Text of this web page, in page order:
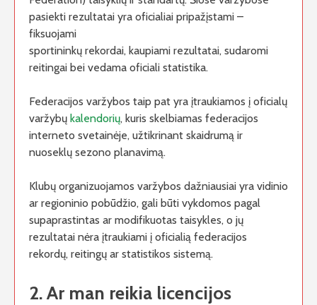
pasiekti rezultatai yra oficialiai pripažįstami –
fiksuojami
sportininkų rekordai, kaupiami rezultatai, sudaromi
reitingai bei vedama oficiali statistika.
Federacijos varžybos taip pat yra įtraukiamos į oficialų
varžybų kalendorių, kuris skelbiamas federacijos
interneto svetainėje, užtikrinant skaidrumą ir
nuoseklų sezono planavimą.
Klubų organizuojamos varžybos dažniausiai yra vidinio
ar regioninio pobūdžio, gali būti vykdomos pagal
supaprastintas ar modifikuotas taisykles, o jų
rezultatai nėra įtraukiami į oficialią federacijos
rekordų, reitingų ar statistikos sistemą.
2. Ar man reikia licencijos